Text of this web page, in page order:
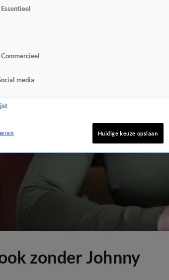
zonder Johnny
media
Huidige keuze opslaan